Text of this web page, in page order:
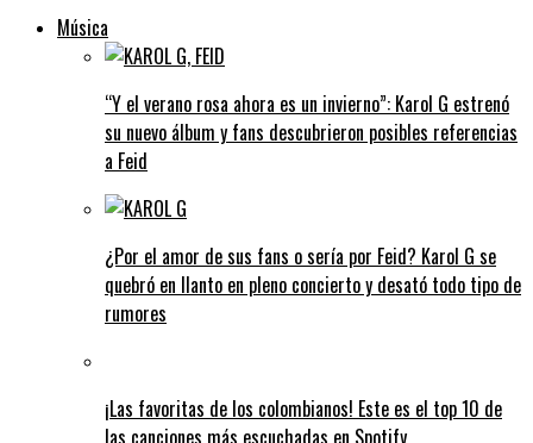
Música
“Y el verano rosa ahora es un invierno”: Karol G estrenó
su nuevo álbum y fans descubrieron posibles referencias
a Feid
¿Por el amor de sus fans o sería por Feid? Karol G se
quebró en llanto en pleno concierto y desató todo tipo de
rumores
¡Las favoritas de los colombianos! Este es el top 10 de
las canciones más escuchadas en Spotify